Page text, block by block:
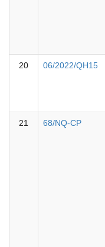
20 06/2022/QH15
21 68/NQ-CP